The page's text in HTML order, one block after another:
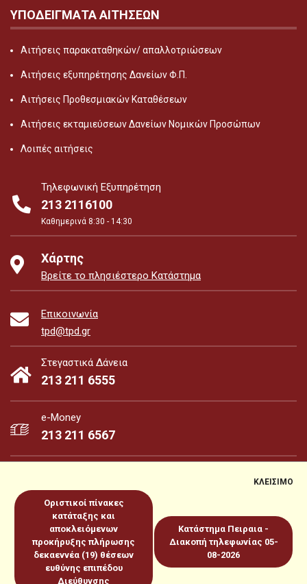
ΥΠΟΔΕΙΓΜΑΤΑ ΑΙΤΗΣΕΩΝ
Αιτήσεις παρακαταθηκών/ απαλλοτριώσεων
Αιτήσεις εξυπηρέτησης Δανείων Φ.Π.
Αιτήσεις Προθεσμιακών Καταθέσεων
Αιτήσεις εκταμιεύσεων Δανείων Νομικών Προσώπων
Λοιπές αιτήσεις
Τηλεφωνική Εξυπηρέτηση
213 2116100
Καθημερινά 8:30 - 14:30
Χάρτης
Βρείτε το πλησιέστερο Κατάστημα
Επικοινωνία
tpd@tpd.gr
Στεγαστικά Δάνεια
213 211 6555
e-Money
213 211 6567
e-Money
Sitemap Πολιτική για Cookies
Προστασία Προσωπικών
ΔεδομένωνΌροι χρήσεως
Copyright 2026 © www.tpd.gr
ΚΛΕΙΣΙΜΟ
Οριστικοί πίνακες
κατάταξης και
αποκλειόμενων
προκήρυξης πλήρωσης
δεκαεννέα (19) θέσεων
ευθύνης επιπέδου
Διεύθυνσης
Κατάστημα Πειραια -
Διακοπή τηλεφωνίας 05-
08-2026